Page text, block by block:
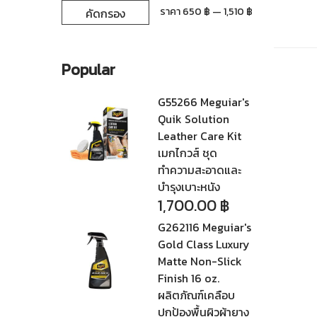
คัดกรอง ราคา650 ฿ —1,510 ฿
Popular
G55266 Meguiar's
Quik Solution
Leather Care Kit
เมกไกวส์ ชุด
ทำความสะอาดและ
บำรุงเบาะหนัง
1,700.00฿
G262116 Meguiar's
Gold Class Luxury
Matte Non-Slick
Finish 16 oz.
ผลิตภัณฑ์เคลือบ
ปกป้องพื้นผิวผ้ายาง